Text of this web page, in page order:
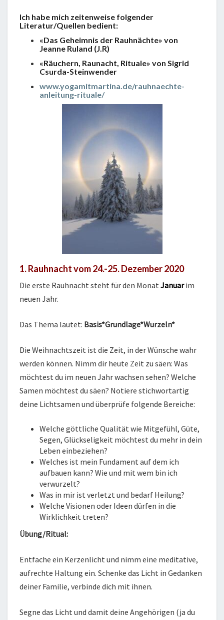
Ich habe mich zeitenweise folgender
Literatur/Quellen bedient:
«Das Geheimnis der Rauhnächte» von
Jeanne Ruland (J.R)
«Räuchern, Raunacht, Rituale» von Sigrid
Csurda-Steinwender
www.yogamitmartina.de/rauhnaechte-
anleitung-rituale/
1. Rauhnacht vom 24.-25. Dezember 2020
Die erste Rauhnacht steht für den MonatJanuarim
neuen Jahr.
Das Thema lautet: Basis*Grundlage*Wurzeln*
Die Weihnachtszeit ist die Zeit, in der Wünsche wahr
werden können. Nimm dir heute Zeit zu säen: Was
möchtest du im neuen Jahr wachsen sehen? Welche
Samen möchtest du säen? Notiere stichwortartig
deine Lichtsamen und überprüfe folgende Bereiche:
Welche göttliche Qualität wie Mitgefühl, Güte,
Segen, Glückseligkeit möchtest du mehr in dein
Leben einbeziehen?
Welches ist mein Fundament auf dem ich
aufbauen kann? Wie und mit wem bin ich
verwurzelt?
Was in mir ist verletzt und bedarf Heilung?
Welche Visionen oder Ideen dürfen in die
Wirklichkeit treten?
Übung/Ritual:
Entfache ein Kerzenlicht und nimm eine meditative,
aufrechte Haltung ein. Schenke das Licht in Gedanken
deiner Familie, verbinde dich mit ihnen.
Segne das Licht und damit deine Angehörigen (ja du